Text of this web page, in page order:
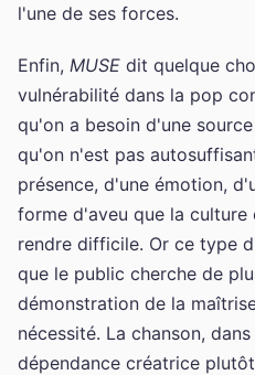
l'une de ses forces.
Enfin, MUSE dit quelque
vulnérabilité dans la pop
qu'on a besoin d'une
qu'on n'est pas
présence, d'une émotion,
forme d'aveu que la
rendre difficile. Or ce type
que le public cherche de
démonstration de la
nécessité. La chanson,
dépendance créatrice